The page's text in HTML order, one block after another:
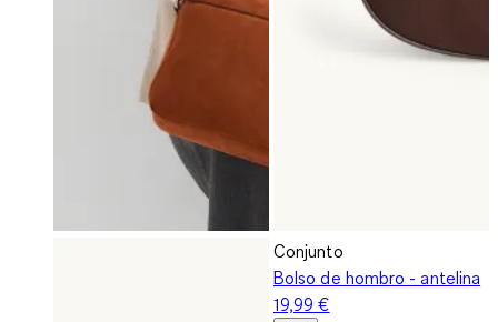
Conjunto
Bolso de hombro - antelina
19,99 €